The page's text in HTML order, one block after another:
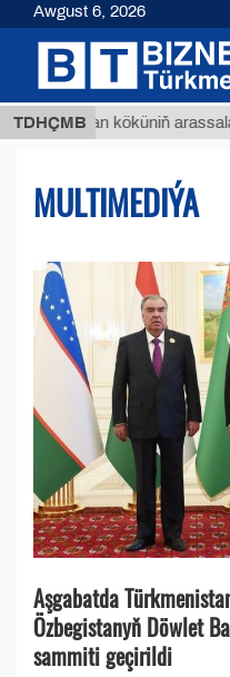
TDHÇMB
köküniň
MULTIMEDIÝA
Aşgabatda
Özbegistanyň Döwlet
sammiti geçirildi
Awgust 6, 2026